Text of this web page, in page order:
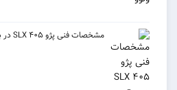
مشخصات فنی پژو ۴۰۵ SLX در بوق